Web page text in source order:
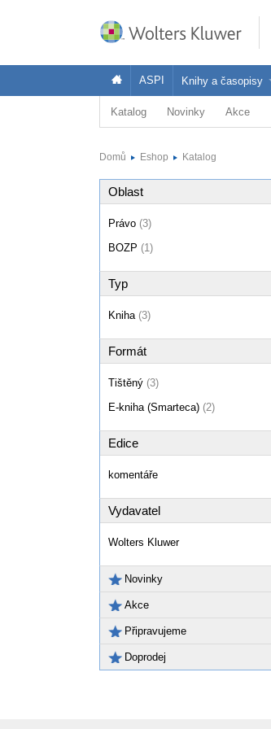
ASPI Knihy a časopisy
Knihy
Katalog Novinky Akce
Domů Eshop Katalog
Oblast
Právo (3)
BOZP (1)
Typ
Kniha (3)
Formát
Tištěný (3)
E-kniha (Smarteca) (2)
Edice
komentáře
Vydavatel
Wolters Kluwer
Novinky
Akce
Připravujeme
Doprodej